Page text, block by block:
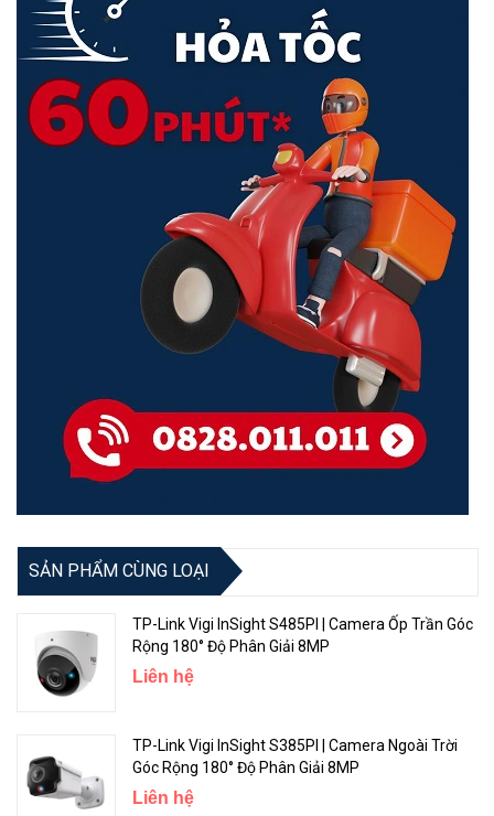
SẢN PHẨM CÙNG LOẠI
TP-Link Vigi InSight S485PI | Camera Ốp Trần Góc
Rộng 180° Độ Phân Giải 8MP
Liên hệ
TP-Link Vigi InSight S385PI | Camera Ngoài Trời
Góc Rộng 180° Độ Phân Giải 8MP
Liên hệ